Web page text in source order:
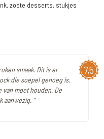
zoete desserts, stukjes
7,5
smaak. Dit is er
die soepel genoeg is.
van moet houden. De
aanwezig. "